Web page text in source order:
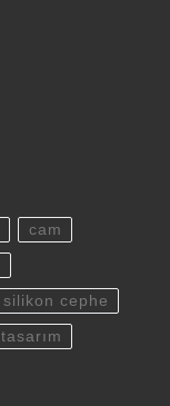
cam
silikon cephe
tasarım